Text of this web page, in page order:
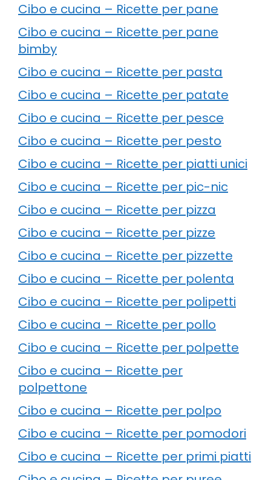
Cibo e cucina – Ricette per pane
Cibo e cucina – Ricette per pane
bimby
Cibo e cucina – Ricette per pasta
Cibo e cucina – Ricette per patate
Cibo e cucina – Ricette per pesce
Cibo e cucina – Ricette per pesto
Cibo e cucina – Ricette per piatti unici
Cibo e cucina – Ricette per pic-nic
Cibo e cucina – Ricette per pizza
Cibo e cucina – Ricette per pizze
Cibo e cucina – Ricette per pizzette
Cibo e cucina – Ricette per polenta
Cibo e cucina – Ricette per polipetti
Cibo e cucina – Ricette per pollo
Cibo e cucina – Ricette per polpette
Cibo e cucina – Ricette per
polpettone
Cibo e cucina – Ricette per polpo
Cibo e cucina – Ricette per pomodori
Cibo e cucina – Ricette per primi piatti